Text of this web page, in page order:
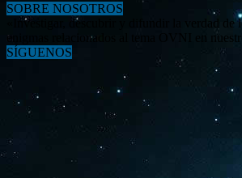
SOBRE NOSOTROS
«Investigar, descubrir y difundir la verdad de
enigmas relacionados al tema OVNI en
SÍGUENOS